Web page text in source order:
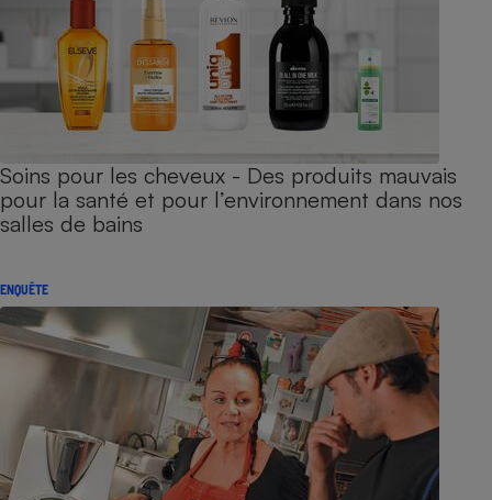
Soins pour les cheveux - Des produits mauvais
pour la santé et pour l’environnement dans nos
salles de bains
ENQUÊTE